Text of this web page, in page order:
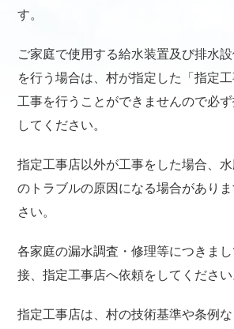
す。
ご家庭で使用する給水装置及び排水
を行う場合は、村が指定した「指定
工事を行うことができませんので必
してください。
指定工事店以外が工事をした場合、
のトラブルの原因になる場合があり
さい。
各家庭の漏水調査・修理等につきま
接、指定工事店へ依頼をしてください
指定工事店は、村の技術基準や条例